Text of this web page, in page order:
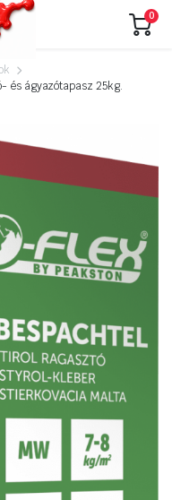
0
és ágyazótapasz 25kg.